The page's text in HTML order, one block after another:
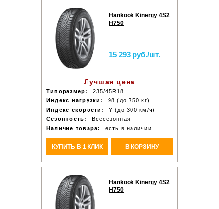
Hankook Kinergy 4S2
H750
15 293 руб./шт.
Лучшая цена
Типоразмер:
235/45R18
Индекс нагрузки:
98 (до 750 кг)
Индекс скорости:
Y (до 300 км/ч)
Сезонность:
Всесезонная
Наличие товара:
есть в наличии
КУПИТЬ В 1 КЛИК В КОРЗИНУ
Hankook Kinergy 4S2
H750